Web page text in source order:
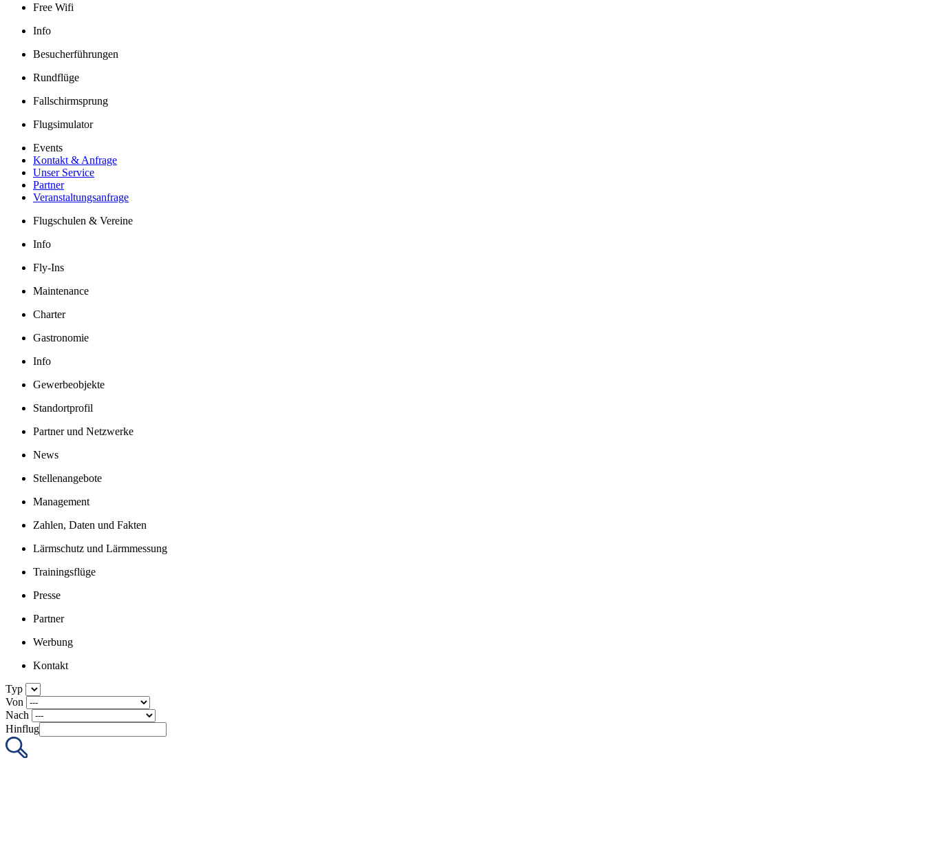
Free Wifi
Info
Besucherführungen
Rundflüge
Fallschirmsprung
Flugsimulator
Events
Kontakt & Anfrage
Unser Service
Partner
Veranstaltungsanfrage
Flugschulen & Vereine
Info
Fly-Ins
Maintenance
Charter
Gastronomie
Info
Gewerbeobjekte
Standortprofil
Partner und Netzwerke
News
Stellenangebote
Management
Zahlen, Daten und Fakten
Lärmschutz und Lärmmessung
Trainingsflüge
Presse
Partner
Werbung
Kontakt
Typ
Von
Nach
Hinflug